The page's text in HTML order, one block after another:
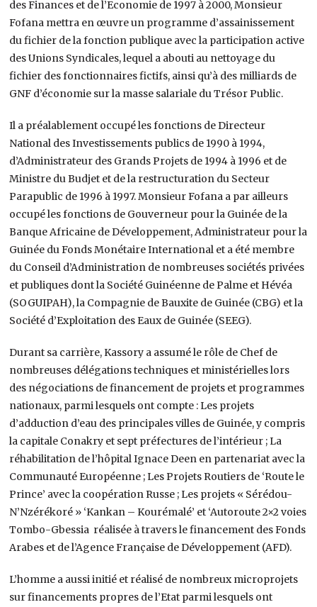
des Finances et de l’Economie de 1997 à 2000, Monsieur
Fofana mettra en œuvre un programme d’assainissement
du fichier de la fonction publique avec la participation active
des Unions Syndicales, lequel a abouti au nettoyage du
fichier des fonctionnaires fictifs, ainsi qu’à des milliards de
GNF d’économie sur la masse salariale du Trésor Public.
Il a préalablement occupé les fonctions de Directeur
National des Investissements publics de 1990 à 1994,
d’Administrateur des Grands Projets de 1994 à 1996 et de
Ministre du Budjet et de la restructuration du Secteur
Parapublic de 1996 à 1997. Monsieur Fofana a par ailleurs
occupé les fonctions de Gouverneur pour la Guinée de la
Banque Africaine de Développement, Administrateur pour la
Guinée du Fonds Monétaire International et a été membre
du Conseil d’Administration de nombreuses sociétés privées
et publiques dont la Société Guinéenne de Palme et Hévéa
(SOGUIPAH), la Compagnie de Bauxite de Guinée (CBG) et la
Société d’Exploitation des Eaux de Guinée (SEEG).
Durant sa carrière, Kassory a assumé le rôle de Chef de
nombreuses délégations techniques et ministérielles lors
des négociations de financement de projets et programmes
nationaux, parmi lesquels ont compte : Les projets
d’adduction d’eau des principales villes de Guinée, y compris
la capitale Conakry et sept préfectures de l’intérieur ; La
réhabilitation de l’hôpital Ignace Deen en partenariat avec la
Communauté Européenne ; Les Projets Routiers de ‘Route le
Prince’ avec la coopération Russe ; Les projets « Sérédou-
N’Nzérékoré » ‘Kankan – Kourémalé’ et ‘Autoroute 2×2 voies
Tombo-Gbessia réalisée à travers le financement des Fonds
Arabes et de l’Agence Française de Développement (AFD).
L’homme a aussi initié et réalisé de nombreux microprojets
sur financements propres de l’Etat parmi lesquels ont